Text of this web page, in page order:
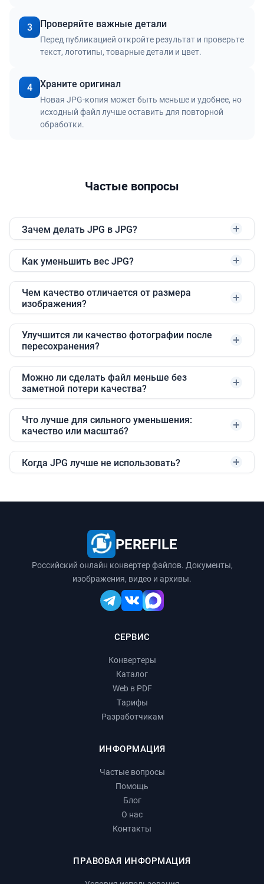
3 Проверяйте важные детали
Перед публикацией откройте результат и проверьте
текст, логотипы, товарные детали и цвет.
4 Храните оригинал
Новая JPG-копия может быть меньше и удобнее, но
исходный файл лучше оставить для повторной
обработки.
Частые вопросы
Зачем делать JPG в JPG?
Как уменьшить вес JPG?
Чем качество отличается от размера
изображения?
Улучшится ли качество фотографии после
пересохранения?
Можно ли сделать файл меньше без
заметной потери качества?
Что лучше для сильного уменьшения:
качество или масштаб?
Когда JPG лучше не использовать?
PEREFILE
Российский онлайн конвертер файлов. Документы,
изображения, видео и архивы.
СЕРВИС
Конвертеры
Каталог
Web в PDF
Тарифы
Разработчикам
ИНФОРМАЦИЯ
Частые вопросы
Помощь
Блог
О нас
Контакты
ПРАВОВАЯ ИНФОРМАЦИЯ